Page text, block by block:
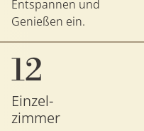
Entspannen und
Genießen ein.
12
Einzel-
zimmer